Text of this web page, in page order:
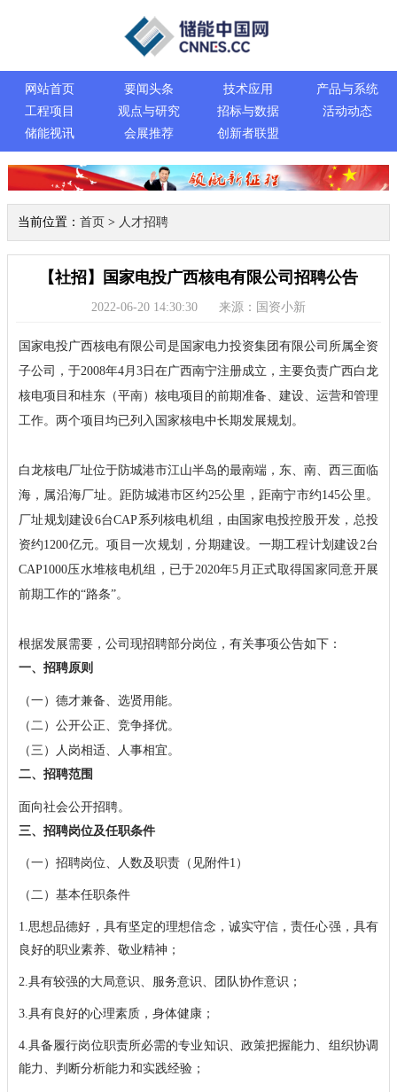
网站首页 要闻头条 技术应用
产品与系统
工程项目
观点与研究 招标与数据
活动动态
储能视讯
会展推荐 创新者联盟
当前位置： 首页> 人才招聘
【社招】国家电投广西核电有限公司招聘公告
2022-06-20 14:30:30 来源：国资小新
国家电投广西核电有限公司是国家电力投资集团有限公司所属全资
子公司，于2008年4月3日在广西南宁注册成立，主要负责广西白龙
核电项目和桂东（平南）核电项目的前期准备、建设、运营和管理
工作。两个项目均已列入国家核电中长期发展规划。
白龙核电厂址位于防城港市江山半岛的最南端，东、南、西三面临
海，属沿海厂址。距防城港市区约25公里，距南宁市约145公里。
厂址规划建设6台CAP系列核电机组，由国家电投控股开发，总投
资约1200亿元。项目一次规划，分期建设。一期工程计划建设2台
CAP1000压水堆核电机组，已于2020年5月正式取得国家同意开展
前期工作的“路条”。
根据发展需要，公司现招聘部分岗位，有关事项公告如下：
一、招聘原则
（一）德才兼备、选贤用能。
（二）公开公正、竞争择优。
（三）人岗相适、人事相宜。
二、招聘范围
面向社会公开招聘。
三、招聘岗位及任职条件
（一）招聘岗位、人数及职责（见附件1）
（二）基本任职条件
1.思想品德好，具有坚定的理想信念，诚实守信，责任心强，具有
良好的职业素养、敬业精神；
2.具有较强的大局意识、服务意识、团队协作意识；
3.具有良好的心理素质，身体健康；
4.具备履行岗位职责所必需的专业知识、政策把握能力、组织协调
能力、判断分析能力和实践经验；